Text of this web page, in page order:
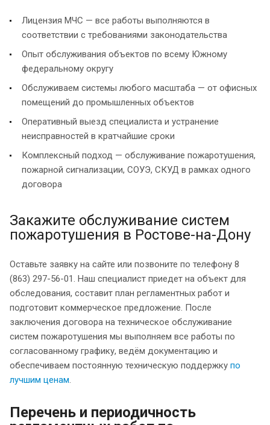
Лицензия МЧС — все работы выполняются в
соответствии с требованиями законодательства
Опыт обслуживания объектов по всему Южному
федеральному округу
Обслуживаем системы любого масштаба — от офисных
помещений до промышленных объектов
Оперативный выезд специалиста и устранение
неисправностей в кратчайшие сроки
Комплексный подход — обслуживание пожаротушения,
пожарной сигнализации, СОУЭ, СКУД в рамках одного
договора
Закажите обслуживание систем
пожаротушения в Ростове-на-Дону
Оставьте заявку на сайте или позвоните по телефону 8
(863) 297-56-01. Наш специалист приедет на объект для
обследования, составит план регламентных работ и
подготовит коммерческое предложение. После
заключения договора на техническое обслуживание
систем пожаротушения мы выполняем все работы по
согласованному графику, ведём документацию и
обеспечиваем постоянную техническую поддержку по
лучшим ценам.
Перечень и периодичность